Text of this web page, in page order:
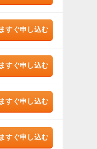
すぐ申し込む
すぐ申し込む
すぐ申し込む
すぐ申し込む